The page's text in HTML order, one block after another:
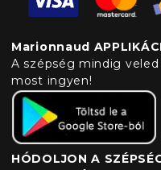
Marionnaud
A szépség mindig
most ingyen!
HÓDOLJON A